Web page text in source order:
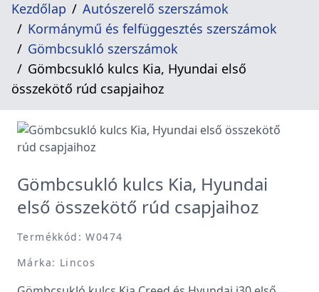
Kezdőlap
Autószerelő szerszámok
Kormánymű és felfüggesztés szerszámok
Gömbcsukló szerszámok
Gömbcsukló kulcs Kia, Hyundai első
összekötő rúd csapjaihoz
Gömbcsukló kulcs Kia, Hyundai
első összekötő rúd csapjaihoz
Termékkód: W0474
Márka: Lincos